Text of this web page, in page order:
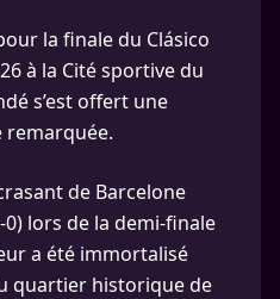
la finale du Clásico
à la Cité sportive du
s’est offert une
de Barcelone
0) lors de la demi-finale
a été immortalisé
quartier historique de